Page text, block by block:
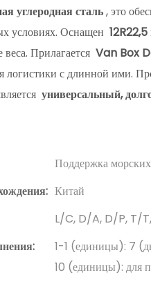
углеродная сталь, это
условиях. Оснащен
веса. Прилагается Van Box
логистики с длинной ими.
универсальный,
Поддержка
Китай
L/C, D/A, D/P, T/
1-1 (единицы): 7
10 (единицы): для